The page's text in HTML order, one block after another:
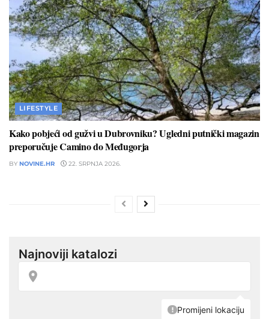
LIFESTYLE
Kako pobjeći od gužvi u Dubrovniku? Ugledni putnički magazin
preporučuje Camino do Međugorja
BY NOVINE.HR 22. SRPNJA 2026.